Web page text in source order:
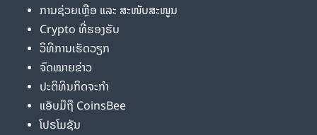
ການຊ່ວຍເຫຼືອ ແລະ ສະໜັບສະໜູນ
Crypto ທີ່ຮອງຮັບ
ວິທີການເຮັດວຽກ
ຈົດໝາຍຂ່າວ
ປະຕິທິນກິດຈະກຳ
ແອັບມືຖື CoinsBee
ໂປຣໂມຊັນ